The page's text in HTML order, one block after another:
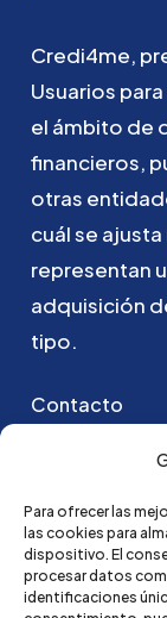
Para ofrecer las
las cookies para
dispositivo. El
procesar datos
identificaciones
Credi4me,
Usuarios para
el ámbito de
financieros,
otras
cuálse ajusta
representan
adquisición
tipo.
Contacto
Puedes